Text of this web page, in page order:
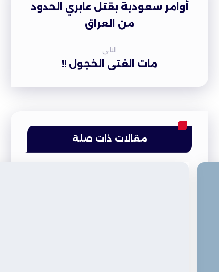
أوامر سعودية بقتل عابري الحدود
من العراق
التالى
مات الفتى الخجول !!
مقالات ذات صلة